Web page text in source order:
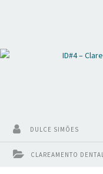
CLAREAMENTO DENTAL
DULCE SIMÕES